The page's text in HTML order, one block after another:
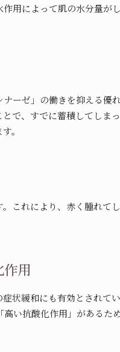
用によって肌の水分量が
ーゼ」の働きを抑える優
で、すでに蓄積してしま
。
これにより、赤く腫れて
用
状緩和にも有効とされて
い抗酸化作用」があるた